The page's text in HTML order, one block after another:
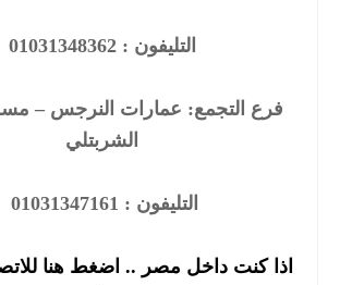
التليفون : 01031348362
فرع التجمع: عمارات النرجس –
الشربتلي
التليفون : 01031347161
اذا كنت داخل مصر .. اضغط هنا